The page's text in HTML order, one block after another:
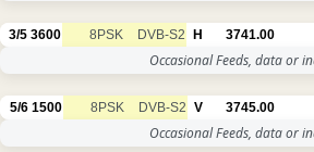
3741.00
H
DVB-S2
8PSK
3600
3/5
Occasional Feeds, data or
3745.00
V
DVB-S2
8PSK
1500
5/6
Occasional Feeds, data or